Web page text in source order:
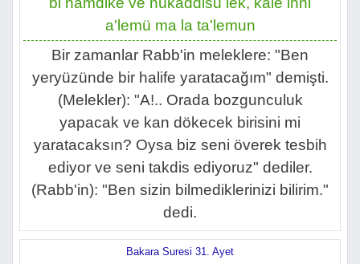
a'lemü ma la ta'lemun
Bir zamanlar Rabb'in meleklere: "Ben
yeryüzünde bir halife yaratacağım" demişti.
(Melekler): "A!.. Orada bozgunculuk
yapacak ve kan dökecek birisini mi
yaratacaksın? Oysa biz seni överek tesbih
ediyor ve seni takdis ediyoruz" dediler.
(Rabb'in): "Ben sizin bilmediklerinizi bilirim."
dedi.
Bakara Suresi 31. Ayet